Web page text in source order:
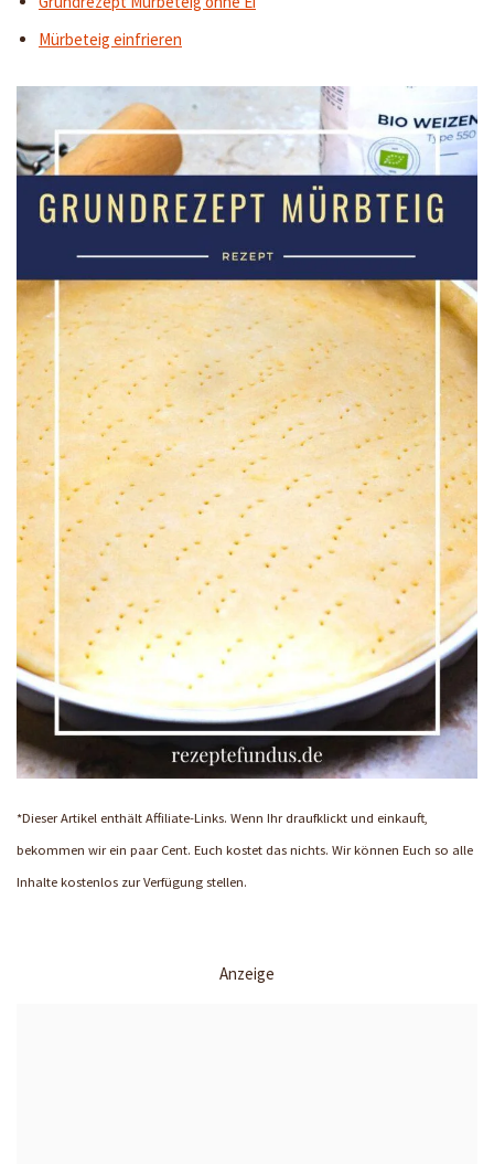
Mürbeteig einfrieren
*Dieser Artikel enthält Affiliate-Links. Wenn Ihr draufklickt und einkauft,
bekommen wir ein paar Cent. Euch kostet das nichts. Wir können Euch so alle
Inhalte kostenlos zur Verfügung stellen.
Anzeige